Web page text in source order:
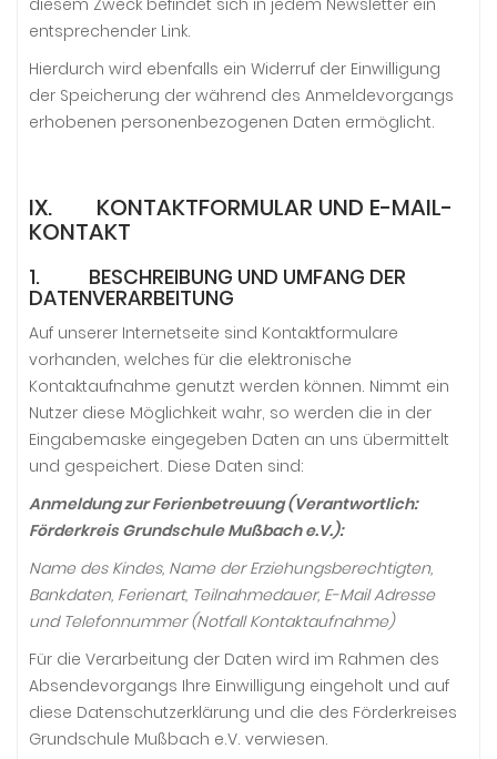
diesem Zweck befindet sich in jedem Newsletter ein
entsprechender Link.
Hierdurch wird ebenfalls ein Widerruf der Einwilligung
der Speicherung der während des Anmeldevorgangs
erhobenen personenbezogenen Daten ermöglicht.
IX. KONTAKTFORMULAR UND E-MAIL-
KONTAKT
1. BESCHREIBUNG UND UMFANG DER
DATENVERARBEITUNG
Auf unserer Internetseite sind Kontaktformulare
vorhanden, welches für die elektronische
Kontaktaufnahme genutzt werden können. Nimmt ein
Nutzer diese Möglichkeit wahr, so werden die in der
Eingabemaske eingegeben Daten an uns übermittelt
und gespeichert. Diese Daten sind:
Anmeldung zur Ferienbetreuung (Verantwortlich:
Förderkreis Grundschule Mußbach e.V.):
Name des Kindes, Name der Erziehungsberechtigten,
Bankdaten, Ferienart, Teilnahmedauer, E-Mail Adresse
und Telefonnummer (Notfall Kontaktaufnahme)
Für die Verarbeitung der Daten wird im Rahmen des
Absendevorgangs Ihre Einwilligung eingeholt und auf
diese Datenschutzerklärung und die des Förderkreises
Grundschule Mußbach e.V. verwiesen.